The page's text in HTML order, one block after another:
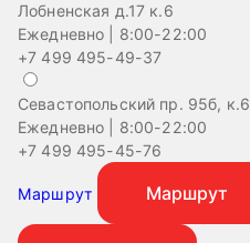
Лобненская д.17 к.6
Ежедневно | 8:00-22:00
+7 499 495-49-37
Севастопольский пр. 95б, к.6
Ежедневно | 8:00-22:00
+7 499 495-45-76
Маршрут Маршрут